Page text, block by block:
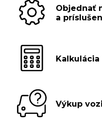
Objednať
a
Výkup